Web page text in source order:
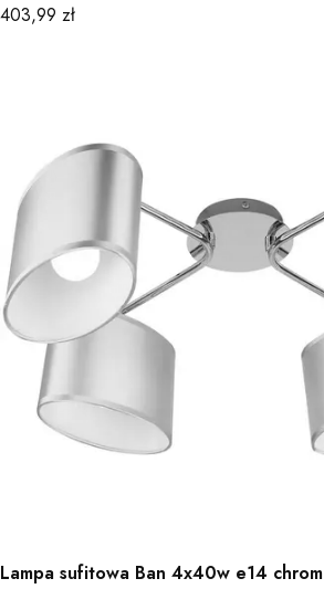
Cena
403,99 zł
Lampa sufitowa Ban 4x40w e14 chrom